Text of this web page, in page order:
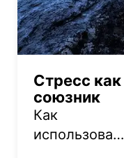
Стресс как
союзник
Как
использовать